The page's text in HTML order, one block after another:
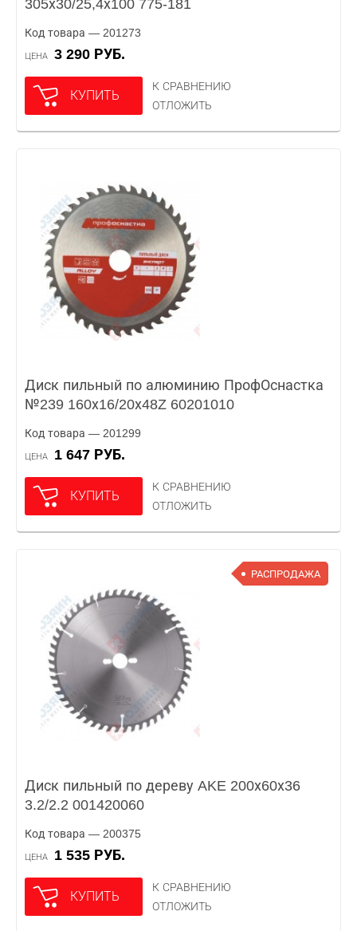
305х30/25,4х100 775-181
Код товара — 201273
ЦЕНА 3 290 РУБ.
КУПИТЬ
К СРАВНЕНИЮ
ОТЛОЖИТЬ
Диск пильный по алюминию ПрофОснастка
№239 160х16/20х48Z 60201010
Код товара — 201299
ЦЕНА 1 647 РУБ.
КУПИТЬ
К СРАВНЕНИЮ
ОТЛОЖИТЬ
РАСПРОДАЖА
Диск пильный по дереву AKE 200х60х36
3.2/2.2 001420060
Код товара — 200375
ЦЕНА 1 535 РУБ.
КУПИТЬ
К СРАВНЕНИЮ
ОТЛОЖИТЬ